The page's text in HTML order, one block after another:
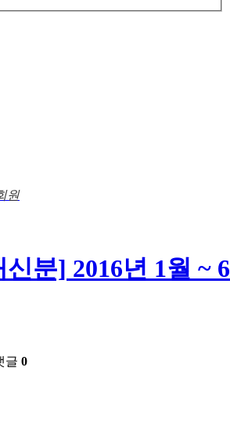
원
분] 2016년 1월 ~ 6
글 0